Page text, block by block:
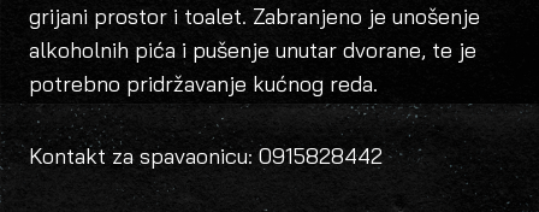
grijani prostor i toalet. Zabranjeno je unošenje
alkoholnih pića i pušenje unutar dvorane, te je
potrebno pridržavanje kućnog reda.
Kontakt za spavaonicu: 0915828442